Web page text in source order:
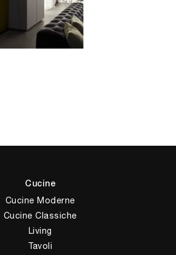
Cucine
Cucine Moderne
Cucine Classiche
Living
Tavoli